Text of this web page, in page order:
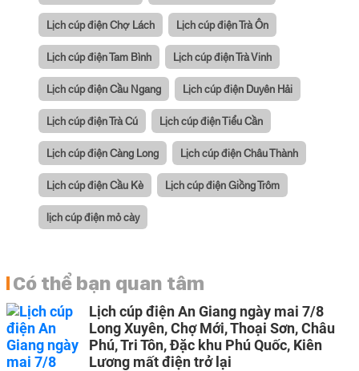
Lịch cúp điện Chợ Lách Lịch cúp điện Trà Ôn
Lịch cúp điện Tam Bình Lịch cúp điện Trà Vinh
Lịch cúp điện Cầu Ngang Lịch cúp điện Duyên Hải
Lịch cúp điện Trà Cú Lịch cúp điện Tiểu Cần
Lịch cúp điện Càng Long Lịch cúp điện Châu Thành
Lịch cúp điện Cầu Kè Lịch cúp điện Giồng Trôm
lịch cúp điện mỏ cày
Có thể bạn quan tâm
Lịch cúp điện An Giang ngày mai 7/8
Long Xuyên, Chợ Mới, Thoại Sơn, Châu
Phú, Tri Tôn, Đặc khu Phú Quốc, Kiên
Lương mất điện trở lại